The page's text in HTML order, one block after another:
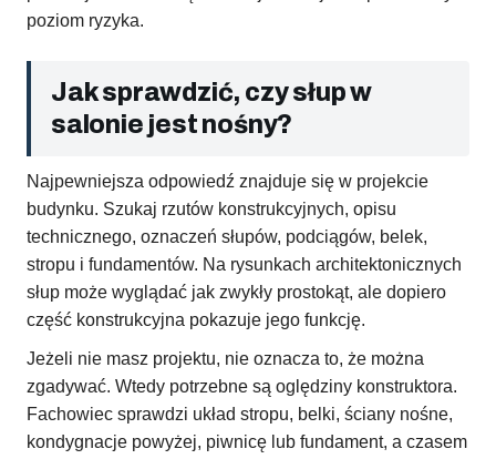
poziom ryzyka.
Jak sprawdzić, czy słup w
salonie jest nośny?
Najpewniejsza odpowiedź znajduje się w projekcie
budynku. Szukaj rzutów konstrukcyjnych, opisu
technicznego, oznaczeń słupów, podciągów, belek,
stropu i fundamentów. Na rysunkach architektonicznych
słup może wyglądać jak zwykły prostokąt, ale dopiero
część konstrukcyjna pokazuje jego funkcję.
Jeżeli nie masz projektu, nie oznacza to, że można
zgadywać. Wtedy potrzebne są oględziny konstruktora.
Fachowiec sprawdzi układ stropu, belki, ściany nośne,
kondygnacje powyżej, piwnicę lub fundament, a czasem